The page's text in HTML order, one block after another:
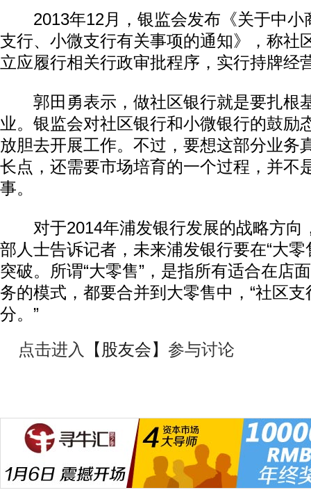
2013年12月，银监会发布《关于中小
支行、小微支行有关事项的通知》，称社
立应履行相关行政审批程序，实行持牌经
郭田勇表示，做社区银行就是要扎根
业。银监会对社区银行和小微银行的鼓励
放胆去开展工作。不过，要想这部分业务
长点，还需要市场培育的一个过程，并不
事。
对于2014年浦发银行发展的战略方向
部人士告诉记者，未来浦发银行要在“大零
突破。所谓“大零售”，是指所有适合在店
务的模式，都要合并到大零售中，“社区
分。”
点击进入
【股友会】 参与讨论